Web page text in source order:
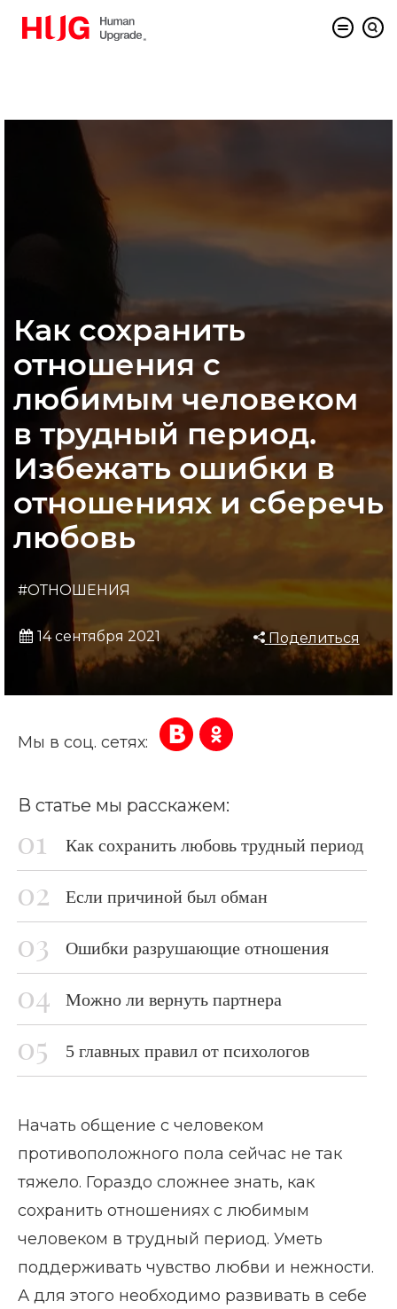
Как сохранить
отношения с
любимым человеком
в трудный период.
Избежать ошибки в
отношениях и сберечь
любовь
#ОТНОШЕНИЯ
14 сентября 2021 Поделиться
Мы в соц. сетях:
В статье мы расскажем:
Как сохранить любовь трудный период
Если причиной был обман
Ошибки разрушающие отношения
Можно ли вернуть партнера
5 главных правил от психологов
Начать общение с человеком
противоположного пола сейчас не так
тяжело. Гораздо сложнее знать, как
сохранить отношениях с любимым
человеком в трудный период. Уметь
поддерживать чувство любви и нежности.
А для этого необходимо развивать в себе